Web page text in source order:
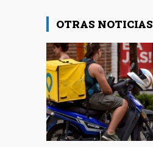
OTRAS NOTICIAS